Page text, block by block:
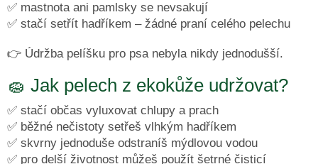
Napište
nám
O
ZNAČCE
CERINO
Kontakty
Podmínky
✅ mastnota ani pamlsky se nevsakují
✅ stačí setřít hadříkem – žádné praní celého pelechu
👉 Údržba pelíšku pro psa nebyla nikdy jednodušší.
🧽 Jak pelech z ekokůže udržovat?
✅ stačí občas vyluxovat chlupy a prach
✅ běžné nečistoty setřeš vlhkým hadříkem
✅ skvrny jednoduše odstraníš mýdlovou vodou
✅ pro delší životnost můžeš použít šetrné čisticí